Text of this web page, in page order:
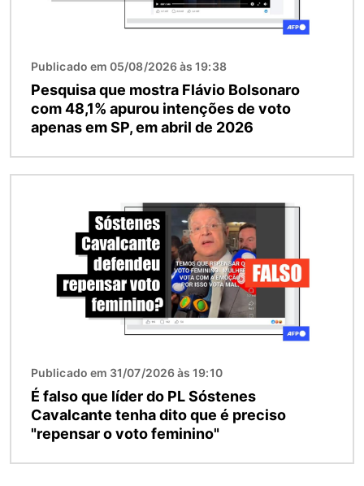
Publicado em 05/08/2026 às 19:38
Pesquisa que mostra Flávio Bolsonaro
com 48,1% apurou intenções de voto
apenas em SP, em abril de 2026
Publicado em 31/07/2026 às 19:10
É falso que líder do PL Sóstenes
Cavalcante tenha dito que é preciso
"repensar o voto feminino"